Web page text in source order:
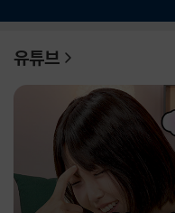
유튜브